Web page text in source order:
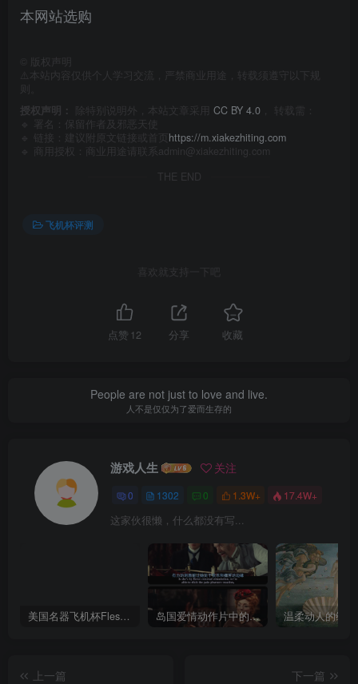
本网站选购
版权声明
⚠️本站内容仅供个人学习交流，严禁商业用途，转载须遵守以下规
授权声明：
除特别说明外，本站文章采用 CC BY 4.0 ， 转载需：
🔹 署名：保留作者及 邪恶天使
🔹 链接：建议附原文链接或首页 https://m.xiakezhiting.com
🔹 商用授权：商业用途请联系admin@xiakezhiting.com
THE END
飞机杯评测
喜欢就支持一下吧
点赞 12 分享 收藏
People are not just to love and live.
人不是仅仅为了爱而生存的
游戏人生 关注
0 1302 0 1.3W+ 17.4W+
这家伙很懒，什么都没有写...
美国名器飞机杯Fleshlight 【Quickshot-Vantage 双头飞机杯】完全评测 岛国爱情动作片中的AV棒到底有多猛？成人用品震动棒的发展史！
上一篇
下一篇